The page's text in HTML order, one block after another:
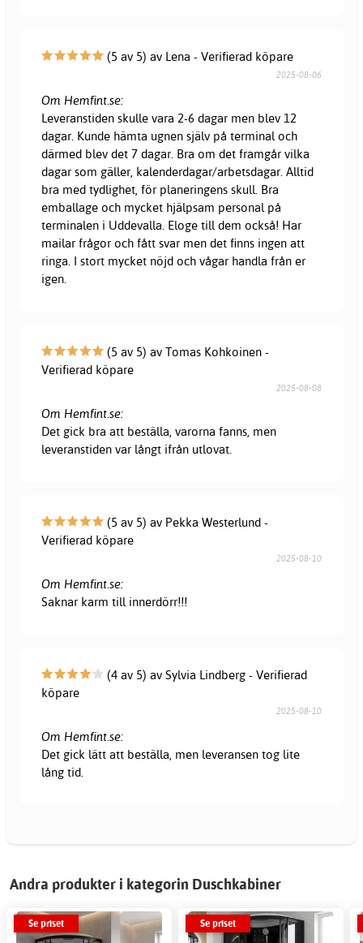
(5 av 5) av Lena - Verifierad köpare
2025-08-06
Om Hemfint.se:
Leveranstiden skulle vara 2-6 dagar men blev 12
dagar. Kunde hämta ugnen själv på terminal och
därmed blev det 7 dagar. Bra om det framgår vilka
dagar som gäller, kalenderdagar/arbetsdagar. Alltid
bra med tydlighet, för planeringens skull. Bra
emballage och mycket hjälpsam personal på
terminalen i Uddevalla. Eloge till dem också! Har
mailar frågor och fått svar men det finns ingen att
ringa. I stort mycket nöjd och vågar handla från er
igen.
(5 av 5) av Tomas Kohkoinen -
Verifierad köpare
2025-08-08
Om Hemfint.se:
Det gick bra att beställa, varorna fanns, men
leveranstiden var långt ifrån utlovat.
(5 av 5) av Pekka Westerlund -
Verifierad köpare
2025-08-10
Om Hemfint.se:
Saknar karm till innerdörr!!!
(4 av 5) av Sylvia Lindberg - Verifierad
köpare
2025-08-10
Om Hemfint.se:
Det gick lätt att beställa, men leveransen tog lite
lång tid.
Andra produkter i kategorin Duschkabiner
Se priset Se priset